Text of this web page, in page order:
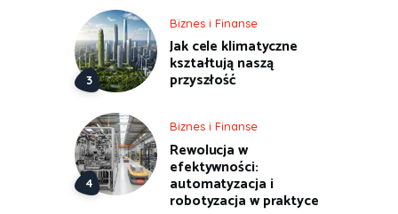
Biznes i Finanse
Jak cele klimatyczne
kształtują naszą
przyszłość
Biznes i Finanse
Rewolucja w
efektywności:
automatyzacja i
robotyzacja w praktyce